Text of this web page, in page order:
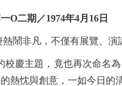
O二期／1974年4月16日
熱鬧非凡，不僅有展覽、
校慶主題，竟也再次命名
熱忱與創意，一如今日的